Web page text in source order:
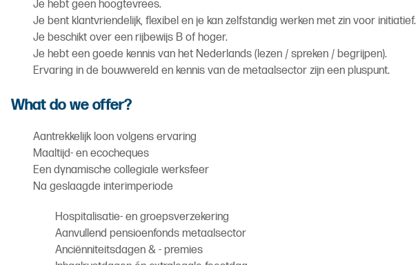
Je hebt geen hoogtevrees.
Je bent klantvriendelijk, flexibel en je kan zelfstandig werken met zin voor initiatief.
Je beschikt over een rijbewijs B of hoger.
Je hebt een goede kennis van het Nederlands (lezen / spreken / begrijpen).
Ervaring in de bouwwereld en kennis van de metaalsector zijn een pluspunt.
What do we offer?
Aantrekkelijk loon volgens ervaring
Maaltijd- en ecocheques
Een dynamische collegiale werksfeer
Na geslaagde interimperiode
Hospitalisatie- en groepsverzekering
Aanvullend pensioenfonds metaalsector
Anciënniteitsdagen & - premies